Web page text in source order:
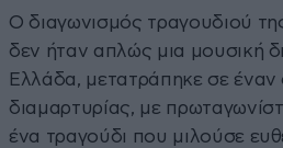
Ο διαγωνισμός τραγουδιού
δεν ήταν απλώς μια μουσική
Ελλάδα, μετατράπηκε σε
διαμαρτυρίας, με
ένα τραγούδι που μιλούσε